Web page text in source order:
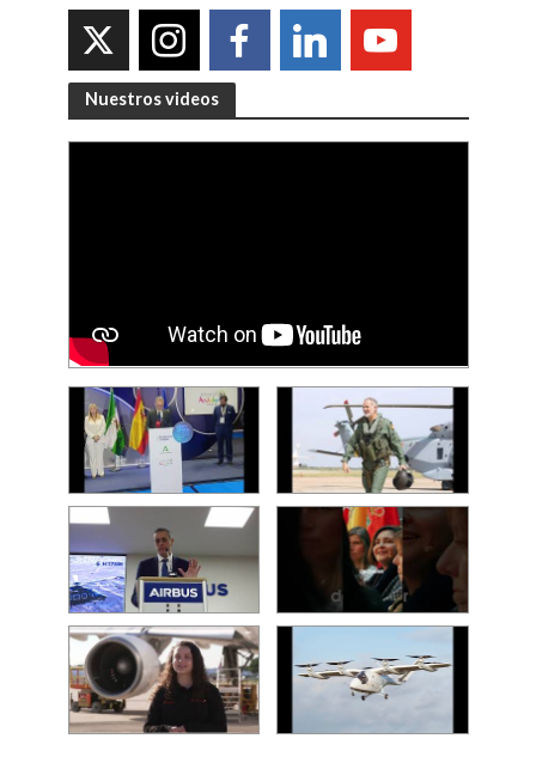
Nuestros videos